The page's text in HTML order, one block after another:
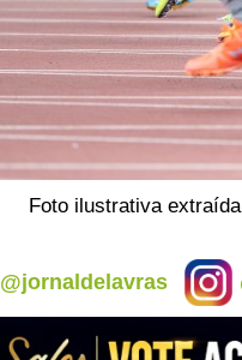
Foto ilustrativa
@jornaldelavras